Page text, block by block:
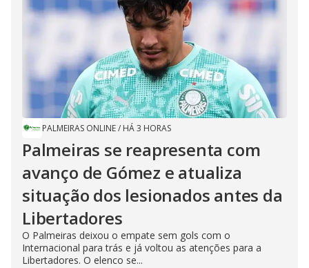
PALMEIRAS ONLINE/ HÁ 3 HORAS
Palmeiras se reapresenta com
avanço de Gómez e atualiza
situação dos lesionados antes da
Libertadores
O Palmeiras deixou o empate sem gols com o
Internacional para trás e já voltou as atenções para a
Libertadores. O elenco se...